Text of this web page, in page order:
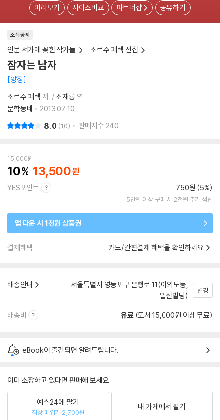
미리보기 사이즈비교 파트너샵 공유하기
소득공제
인문 서가에 꽂힌 작가들 조르주 페렉 선집
잠자는 남자
양장
조르주 페렉 저 조재룡 역
문학동네
2013.07.10.
8.0 10 판매지수 240
15,000원
10 13,500
YES포인트 750원 (5%)
5만원 이상 구매 시 2천원 추가 적립
앱 다운 시 1천원 상품권
결제혜택 카드/간편결제 혜택을 확인하세요
배송안내
서울특별시 영등포구 은행로 11(여의도동,
일신빌딩)
변경
배송비 유료 (도서 15,000원 이상 무료)
eBook이 출간되면 알려드립니다.
이미 소장하고 있다면 판매해 보세요.
예스24에 팔기
최상 매입가 2,700원
내 가게에서 팔기